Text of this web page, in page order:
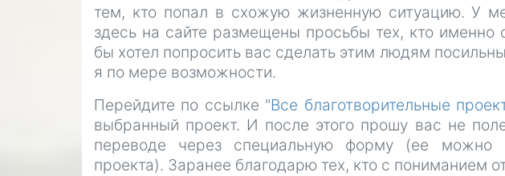
тем, кто попал в схожую жизненную ситуацию. У
здесь на сайте размещены просьбы тех, кто
бы хотел попросить вас сделать этим людям
я по мере возможности.
Перейдите по ссылке "Все благотворительные
выбранный проект. И после этого прошу вас не
переводе через специальную форму (ее можно
проекта). Заранее благодарю тех, кто с пониманием